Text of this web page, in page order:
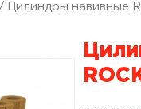
/ Цилиндры навивные